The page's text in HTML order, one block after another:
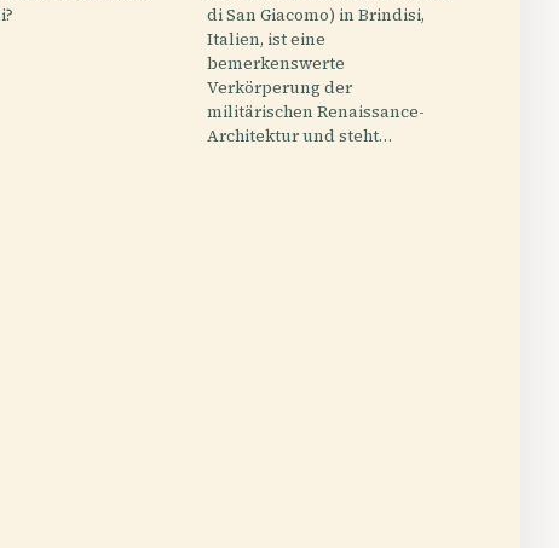
di San Giacomo) in Brindisi,
Italien, ist eine
bemerkenswerte
Verkörperung der
militärischen Renaissance-
Architektur und steht…